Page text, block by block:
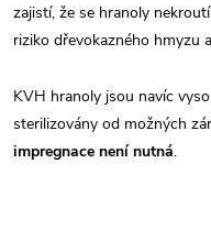
zajistí, že se hranoly
riziko dřevokazného hmyzu
KVH hranoly jsou navíc
sterilizovány od možných
impregnace není nutná.